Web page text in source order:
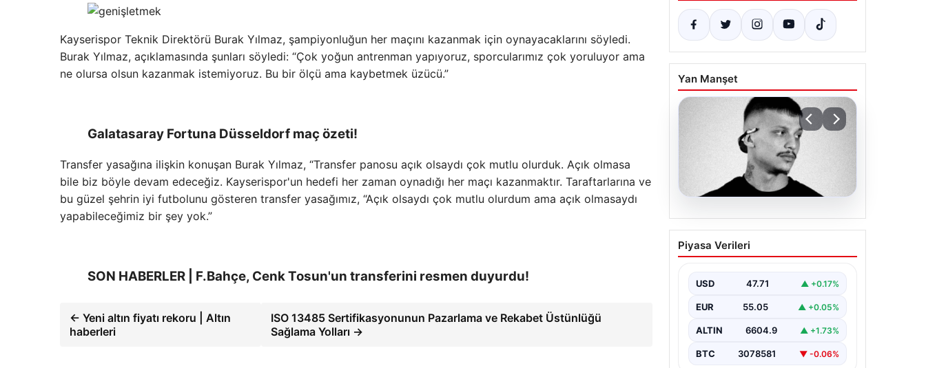
Kayserispor Teknik Direktörü Burak Yılmaz, şampiyonluğun her maçını kazanmak için oynayacaklarını söyledi.
Burak Yılmaz, açıklamasında şunları söyledi: “Çok yoğun antrenman yapıyoruz, sporcularımız çok yoruluyor ama
ne olursa olsun kazanmak istemiyoruz. Bu bir ölçü ama kaybetmek üzücü.”
Galatasaray Fortuna Düsseldorf maç özeti!
Transfer yasağına ilişkin konuşan Burak Yılmaz, “Transfer panosu açık olsaydı çok mutlu olurduk. Açık olmasa
bile biz böyle devam edeceğiz. Kayserispor'un hedefi her zaman oynadığı her maçı kazanmaktır. Taraftarlarına ve
bu güzel şehrin iyi futbolunu gösteren transfer yasağımız, “Açık olsaydı çok mutlu olurdum ama açık olmasaydı
yapabileceğimiz bir şey yok.”
SON HABERLER | F.Bahçe, Cenk Tosun'un transferini resmen duyurdu!
← Yeni altın fiyatı rekoru | Altın
haberleri
ISO 13485 Sertifikasyonunun Pazarlama ve Rekabet Üstünlüğü
Sağlama Yolları →
Yan Manşet
06.08.2026
Klibinde silah kullanan
rapçi Yuşa Keskin ile 3
serbest bırakıldı
Piyasa Verileri
USD 47.71 ▲ +0.17%
EUR 55.05 ▲ +0.05%
ALTIN 6604.9 ▲ +1.73%
BTC 3078581 ▼ -0.06%